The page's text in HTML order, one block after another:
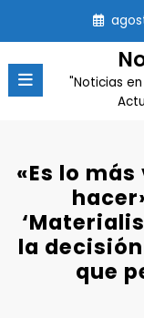
contenido
"Noticias
«Es lo
la
que